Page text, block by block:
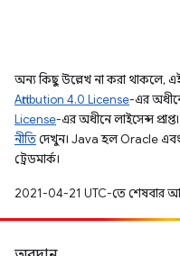
অন্য কিছু উল্লেখ না করা থাকলে, এই
Attribution 4.0 License-এর
License-এর অধীনে লাইসেন্স
নীতিদেখুন। Java হল Oracle এবং/
ট্রেডমার্ক।
2021-04-21 UTC-তে শেষবার